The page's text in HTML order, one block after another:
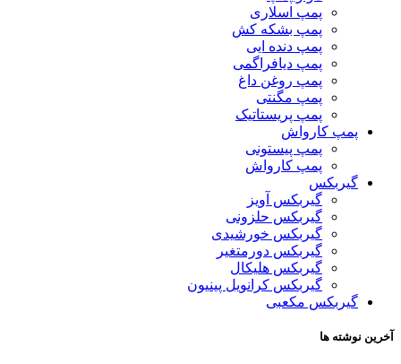
پمپ اسلاری
پمپ بشکه کش
پمپ دنده ایی
پمپ دیافراگمی
پمپ روغن داغ
پمپ مگنتی
پمپ پریستاتیک
پمپ کارواش
پمپ پیستونی
پمپ کارواش
گیربکس
گیربکس آویز
گیربکس حلزونی
گیربکس خورشیدی
گیربکس دورمتغیر
گیربکس هلیکال
گیربکس کرانویل پینیون
گیربکس مکعبی
آخرین نوشته ها